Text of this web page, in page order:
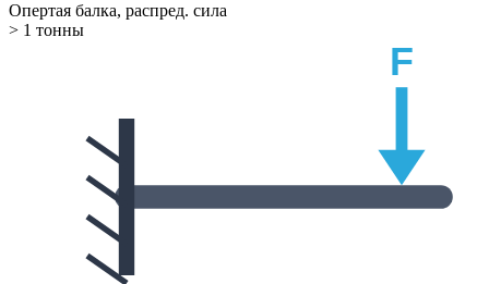
Опертая балка, распред. сила
> 1 тонны
F